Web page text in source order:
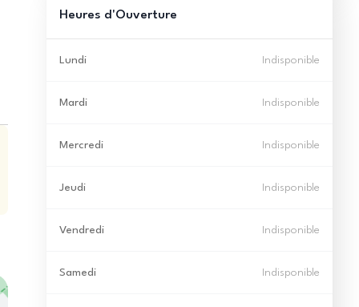
Heures d'Ouverture
Lundi Indisponible
Mardi Indisponible
Mercredi Indisponible
Jeudi Indisponible
Vendredi Indisponible
Samedi Indisponible